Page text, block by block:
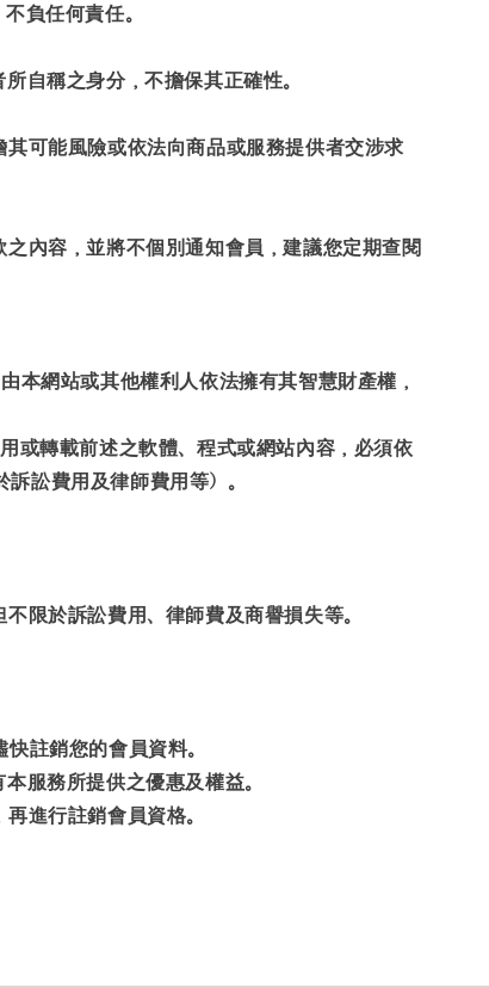
負任何責任。
自稱之身分，不擔保其正確性。
可能風險或依法向商品或服務提供者交涉求
內容，並將不個別通知會員，建議您定期查閱
本網站或其他權利人依法擁有其智慧財產權，
或轉載前述之軟體、程式或網站內容，必須依
訟費用及律師費用等）。
限於訴訟費用、律師費及商譽損失等。
註銷您的會員資料。
服務所提供之優惠及權益。
，再進行註銷會員資格。